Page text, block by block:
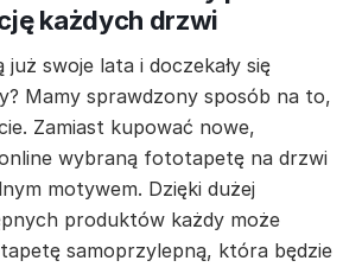
każdych drzwi
swoje lata i doczekały się
Mamy sprawdzony sposób na to,
Zamiast kupować nowe,
wybraną fototapetę na drzwi
motywem. Dzięki dużej
produktów każdy może
samoprzylepną, która będzie